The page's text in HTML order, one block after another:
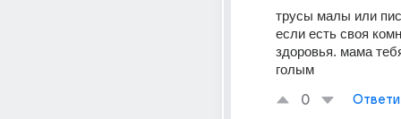
трусы малы или
если есть своя
здоровья. мама
голым
0